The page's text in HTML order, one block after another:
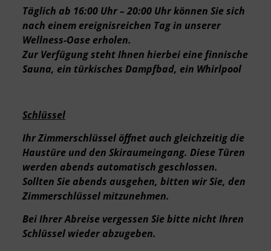
Täglich ab 16:00 Uhr – 20:00 Uhr können Sie sich
nach einem ereignisreichen Tag in unserer
Wellness-Oase erholen.
Zur Verfügung steht Ihnen hierbei eine finnische
Sauna, ein türkisches Dampfbad, ein Whirlpool
Schlüssel
Ihr Zimmerschlüssel öffnet auch gleichzeitig die
Haustüre und den Skiraumeingang. Diese Türen
werden abends automatisch geschlossen.
Sollten Sie abends ausgehen, bitten wir Sie, den
Zimmerschlüssel mitzunehmen.
Bei Ihrer Abreise vergessen Sie bitte nicht Ihren
Schlüssel wieder abzugeben.